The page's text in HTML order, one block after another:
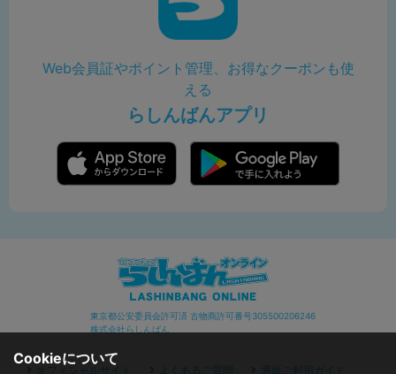
Web会員証やポイント管理、お得なクーポンも使
える
らしんばんアプリ
東京都公安委員会許可済 古物商許可番号305500206246
株式会社らしんばん
オフィシャルサイト よくあるご質問 通販ご利用ガイド
Cookieについて